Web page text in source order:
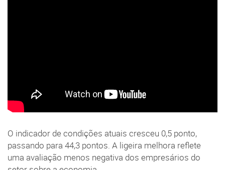
O indicador de condições atuais cresceu 0,5 ponto,
passando para 44,3 pontos. A ligeira melhora reflete
uma avaliação menos negativa dos empresários do